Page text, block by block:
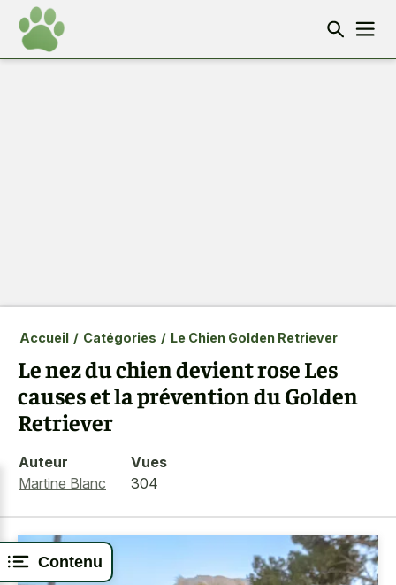
Contenu
Accueil / Catégories / Le Chien Golden Retriever
Le nez du chien devient rose Les
causes et la prévention du Golden
Retriever
Auteur
Martine Blanc
Vues
304